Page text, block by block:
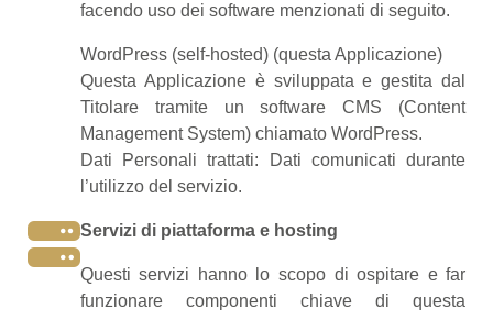
facendo uso dei software menzionati di seguito.
WordPress (self-hosted) (questa Applicazione)
Questa Applicazione è sviluppata e gestita dal
Titolare tramite un software CMS (Content
Management System) chiamato WordPress.
Dati Personali trattati: Dati comunicati durante
l’utilizzo del servizio.
Servizi di piattaforma e hosting
Questi servizi hanno lo scopo di ospitare e far
funzionare componenti chiave di questa